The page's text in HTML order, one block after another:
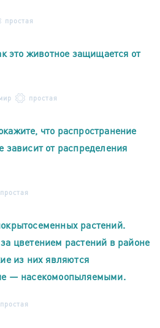
простая
это животное защищается от
простая
что распространение
от распределения
простая
растений.
цветением растений в районе
из них являются
— насекомоопыляемыми.
простая